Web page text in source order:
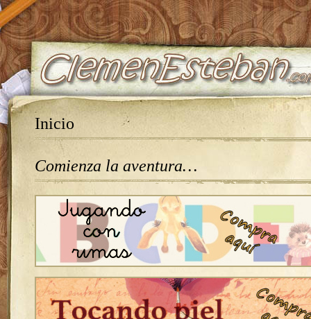
Inicio
Comienza la aventura…